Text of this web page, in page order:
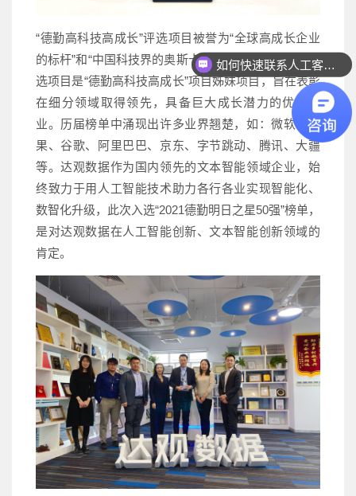
“德勤高科技高成长”评选项目被誉为“全球高成长企业
的标杆”和“中国科技界的奥斯卡奖”。“德勤明日之星”评
选项目是“德勤高科技高成长”项目姊妹项目，旨在表彰
在细分领域取得领先，具备巨大成长潜力的优秀企
业。历届榜单中涌现出许多业界翘楚，如：微软、苹
果、谷歌、阿里巴巴、京东、字节跳动、腾讯、大疆
等。达观数据作为国内领先的文本智能领域企业，始
终致力于用人工智能技术助力各行各业实现智能化、
数智化升级，此次入选“2021德勤明日之星50强”榜单，
是对达观数据在人工智能创新、文本智能创新领域的
肯定。
如何快速联系人工客服？